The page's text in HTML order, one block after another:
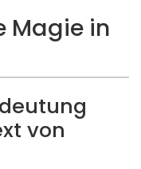
Magie in
von